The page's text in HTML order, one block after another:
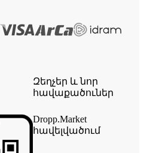
Զեղչեր և նոր
հավաքածուներ
Dropp.Market
հավելվածում